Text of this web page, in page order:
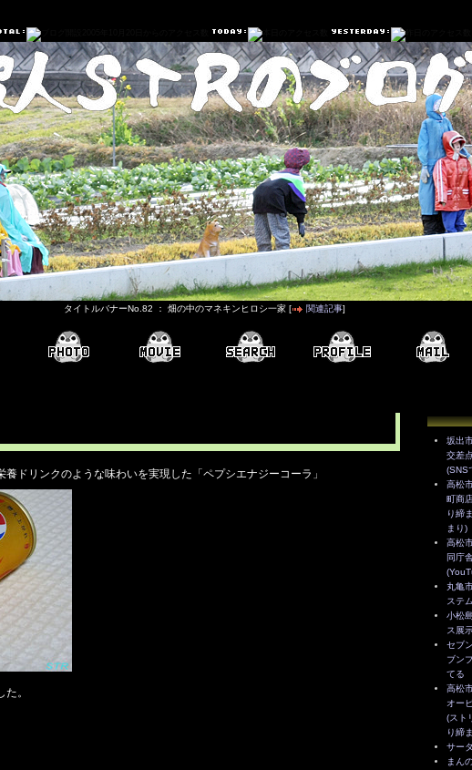
タイトルバナーNo.82 ： 畑の中のマネキンヒロシ一家 [ 関連記事]
ドリンクのような味わいを実現した「ペプシエナジーコーラ」
。
坂出
交差
(SNS
高松
町商
り締
まり)
高松
同庁
丸亀
ステム
小松
ス展
セブ
ブン
てる
高松
オー
(スト
り締
サー
まん